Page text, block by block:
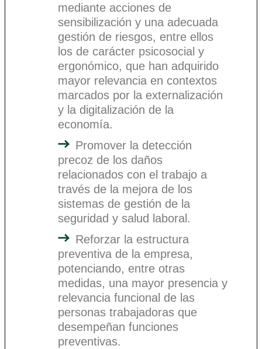
mediante acciones de
sensibilización y una adecuada
gestión de riesgos, entre ellos
los de carácter psicosocial y
ergonómico, que han adquirido
mayor relevancia en contextos
marcados por la externalización
y la digitalización de la
economía.
Promover la detección
precoz de los daños
relacionados con el trabajo a
través de la mejora de los
sistemas de gestión de la
seguridad y salud laboral.
Reforzar la estructura
preventiva de la empresa,
potenciando, entre otras
medidas, una mayor presencia y
relevancia funcional de las
personas trabajadoras que
desempeñan funciones
preventivas.